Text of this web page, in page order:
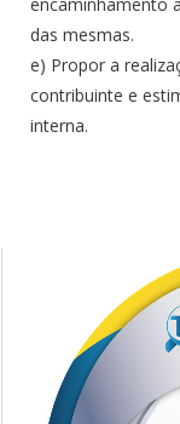
das mesmas.
e) Propor a
contribuinte e
interna.